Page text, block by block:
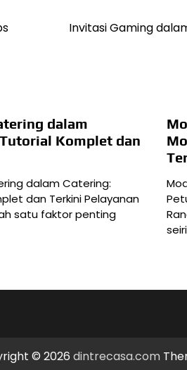
Invitasi Gaming
dalam
Komplet dan
dalam Catering:
dan Terkini Pelayanan
satu faktor penting
© 2026 dintrecasa.com